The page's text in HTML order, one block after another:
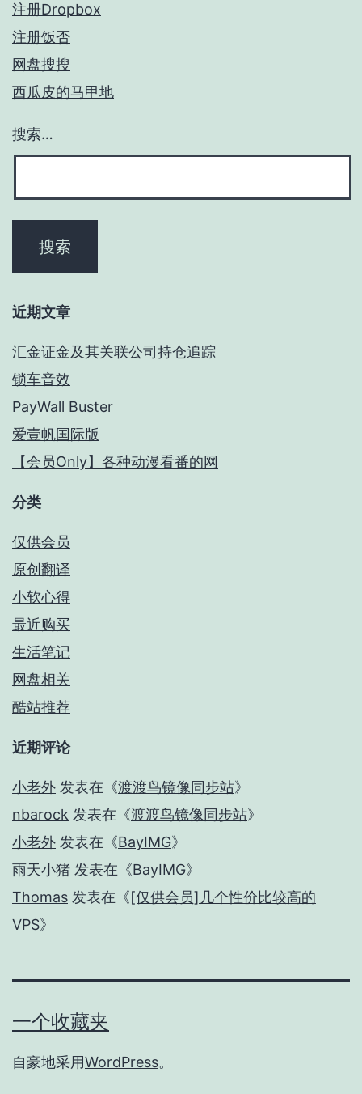
注册Dropbox
注册饭否
网盘搜搜
西瓜皮的马甲地
搜索…
近期文章
汇金证金及其关联公司持仓追踪
锁车音效
PayWall Buster
爱壹帆国际版
【会员Only】各种动漫看番的网
分类
仅供会员
原创翻译
小软心得
最近购买
生活笔记
网盘相关
酷站推荐
近期评论
小老外 发表在《渡渡鸟镜像同步站》
nbarock 发表在《渡渡鸟镜像同步站》
小老外 发表在《BayIMG》
雨天小猪 发表在《BayIMG》
Thomas 发表在《[仅供会员]几个性价比较高的
VPS》
一个收藏夹
自豪地采用WordPress。